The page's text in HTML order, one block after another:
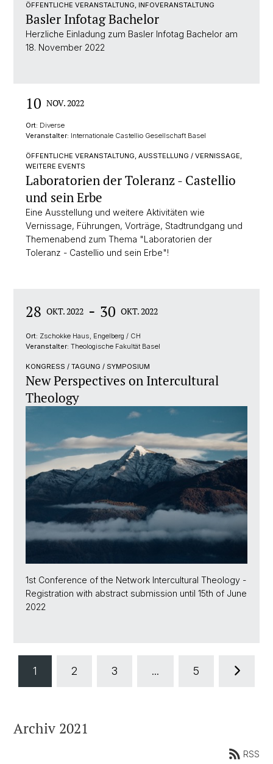
ÖFFENTLICHE VERANSTALTUNG, INFOVERANSTALTUNG
Basler Infotag Bachelor
Herzliche Einladung zum Basler Infotag Bachelor am
18. November 2022
10 NOV. 2022
Ort: Diverse
Veranstalter: Internationale Castellio Gesellschaft Basel
ÖFFENTLICHE VERANSTALTUNG, AUSSTELLUNG / VERNISSAGE,
WEITERE EVENTS
Laboratorien der Toleranz - Castellio
und sein Erbe
Eine Ausstellung und weitere Aktivitäten wie
Vernissage, Führungen, Vorträge, Stadtrundgang und
Themenabend zum Thema "Laboratorien der
Toleranz - Castellio und sein Erbe"!
28 OKT. 2022 - 30 OKT. 2022
Ort: Zschokke Haus, Engelberg / CH
Veranstalter: Theologische Fakultät Basel
KONGRESS / TAGUNG / SYMPOSIUM
New Perspectives on Intercultural
Theology
1st Conference of the Network Intercultural Theology -
Registration with abstract submission until 15th of June
2022
1 2 3 ... 5
Archiv 2021
RSS